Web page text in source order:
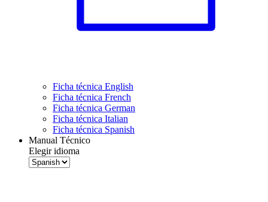
Ficha técnica English
Ficha técnica French
Ficha técnica German
Ficha técnica Italian
Ficha técnica Spanish
Manual Técnico
Elegir idioma